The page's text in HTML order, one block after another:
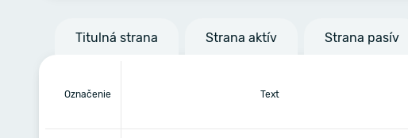
Titulná strana Strana aktív Strana pasív
Označenie Text